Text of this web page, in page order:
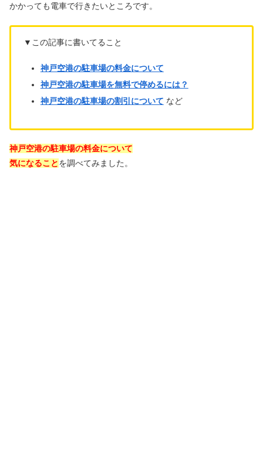
かかっても電車で行きたいところです。
▼この記事に書いてること
神戸空港の駐車場の料金について
神戸空港の駐車場を無料で停めるには？
神戸空港の駐車場の割引について など
神戸空港の駐車場の料金について
気になることを調べてみました。